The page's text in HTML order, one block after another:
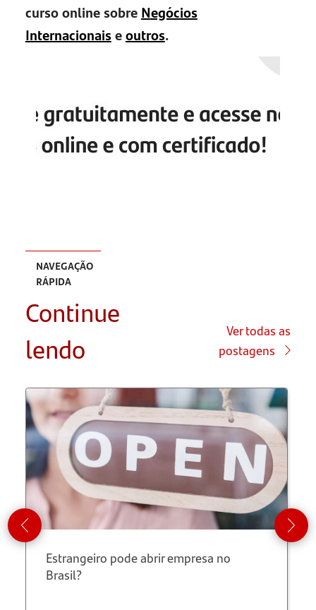
curso online sobre Negócios
Internacionaiseoutros.
NAVEGAÇÃO
RÁPIDA
Introdução
–
Negócios
Episódio
1 –
Câmbio
Episódio
2 –
Financiamento
Exportação
Continue
lendo
Ver todas as
postagens
Estrangeiro pode abrir empresa no
Brasil?